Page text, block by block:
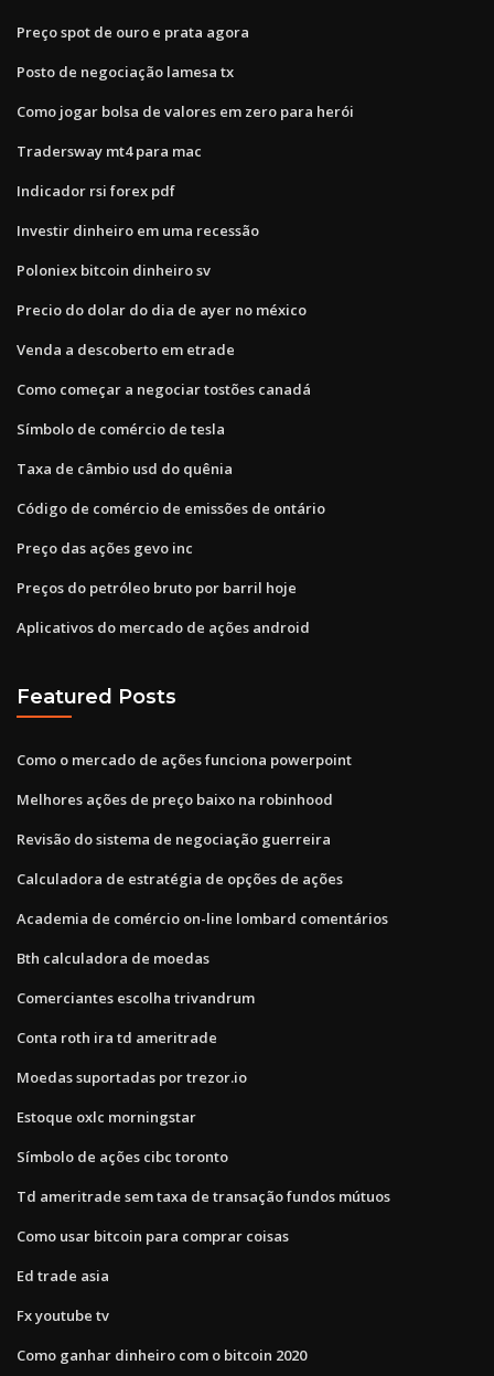
Preço spot de ouro e prata agora
Posto de negociação lamesa tx
Como jogar bolsa de valores em zero para herói
Tradersway mt4 para mac
Indicador rsi forex pdf
Investir dinheiro em uma recessão
Poloniex bitcoin dinheiro sv
Precio do dolar do dia de ayer no méxico
Venda a descoberto em etrade
Como começar a negociar tostões canadá
Símbolo de comércio de tesla
Taxa de câmbio usd do quênia
Código de comércio de emissões de ontário
Preço das ações gevo inc
Preços do petróleo bruto por barril hoje
Aplicativos do mercado de ações android
Featured Posts
Como o mercado de ações funciona powerpoint
Melhores ações de preço baixo na robinhood
Revisão do sistema de negociação guerreira
Calculadora de estratégia de opções de ações
Academia de comércio on-line lombard comentários
Bth calculadora de moedas
Comerciantes escolha trivandrum
Conta roth ira td ameritrade
Moedas suportadas por trezor.io
Estoque oxlc morningstar
Símbolo de ações cibc toronto
Td ameritrade sem taxa de transação fundos mútuos
Como usar bitcoin para comprar coisas
Ed trade asia
Fx youtube tv
Como ganhar dinheiro com o bitcoin 2020